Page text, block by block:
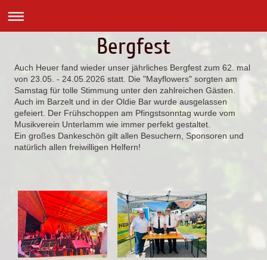
Bergfest
Auch Heuer fand wieder unser jährliches Bergfest zum 62. mal
von 23.05. - 24.05.2026 statt. Die "Mayflowers" sorgten am
Samstag für tolle Stimmung unter den zahlreichen Gästen.
Auch im Barzelt und in der Oldie Bar wurde ausgelassen
gefeiert. Der Frühschoppen am Pfingstsonntag wurde vom
Musikverein Unterlamm wie immer perfekt gestaltet.
Ein großes Dankeschön gilt allen Besuchern, Sponsoren und
natürlich allen freiwilligen Helfern!